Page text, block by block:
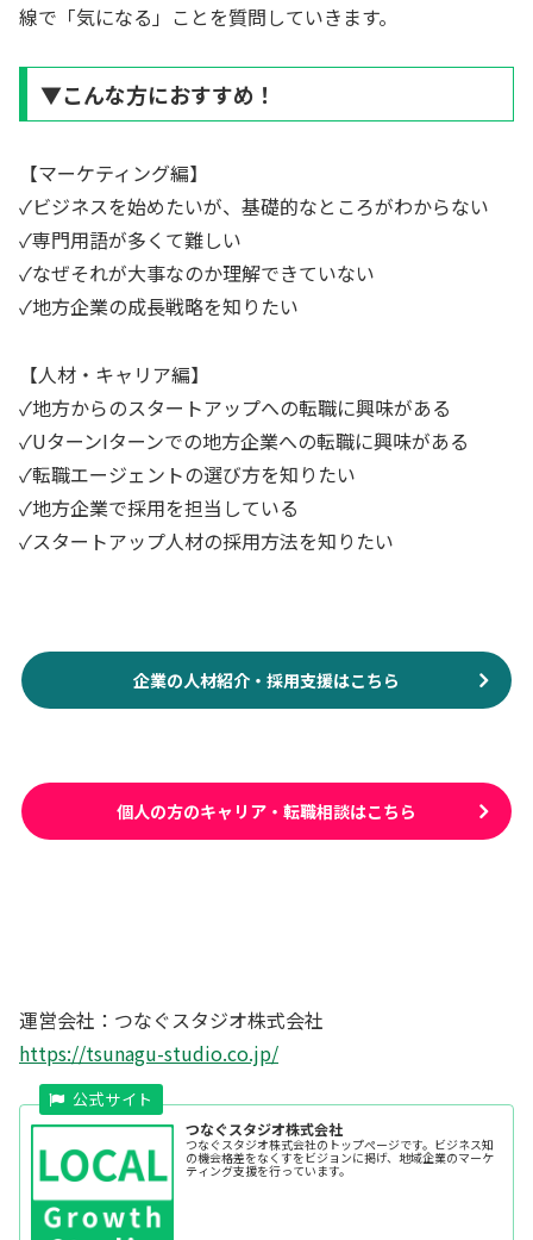
線で「気になる」ことを質問していきます。
▼こんな方におすすめ！
【マーケティング編】
✓ビジネスを始めたいが、基礎的なところがわからない
✓専門用語が多くて難しい
✓なぜそれが大事なのか理解できていない
✓地方企業の成長戦略を知りたい
【人材・キャリア編】
✓地方からのスタートアップへの転職に興味がある
✓UターンIターンでの地方企業への転職に興味がある
✓転職エージェントの選び方を知りたい
✓地方企業で採用を担当している
✓スタートアップ人材の採用方法を知りたい
企業の人材紹介・採用支援はこちら
個人の方のキャリア・転職相談はこちら
運営会社：つなぐスタジオ株式会社
https://tsunagu-studio.co.jp/
つなぐスタジオ株式会社
つなぐスタジオ株式会社のトップぺージです。ビジネス知
の機会格差をなくすをビジョンに掲げ、地域企業のマーケ
ティング支援を行っています。